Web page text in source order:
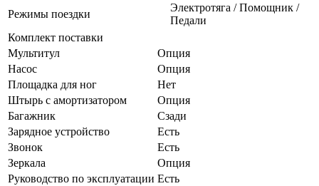
Режимы поездки
Электротяга / Помощник /
Педали
Комплект поставки
Мультитул
Опция
Насос
Опция
Площадка для ног
Нет
Штырь с амортизатором
Опция
Багажник
Сзади
Зарядное устройство
Есть
Звонок
Есть
Зеркала
Опция
Руководство по эксплуатации Есть